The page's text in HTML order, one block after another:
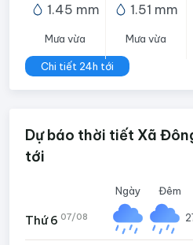
1.45 mm
Mưa vừa
1.51 mm
Mưa vừa
Chi tiết 24h tới
Dự báo thời tiết Xã
tới
Ngày Đêm
Thứ 6 07/08